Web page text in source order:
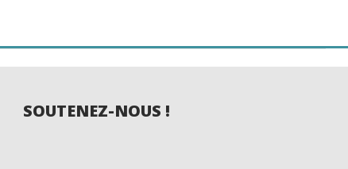
SOUTENEZ-NOUS !